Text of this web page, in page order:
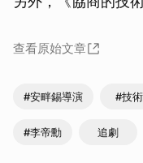
查看原始文章
#安畔錫導演 #技術
#李帝勳 追劇